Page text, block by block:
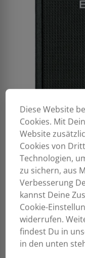
Diese Website
Cookies. Mit
Website
Cookies von
Technologien,
zu sichern, aus
Verbesserung
kannst Deine
Cookie-
widerrufen.
findest Du in
in den unten